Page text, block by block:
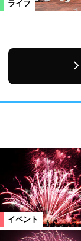
ライフ
イベント